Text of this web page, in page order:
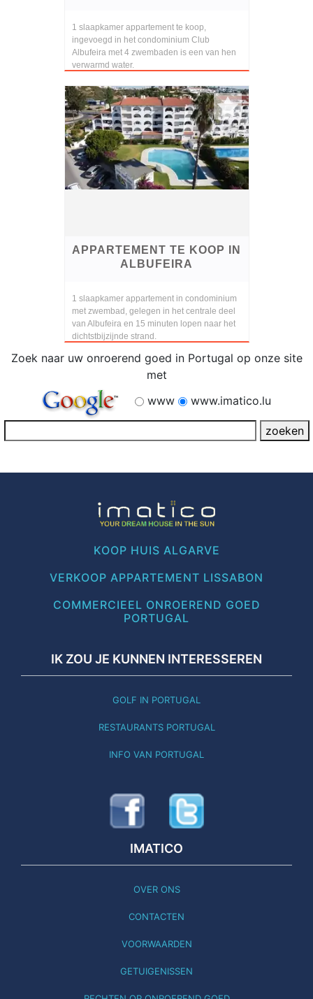
1 slaapkamer appartement te koop,
ingevoegd in het condominium Club
Albufeira met 4 zwembaden is een van hen
verwarmd water.
APPARTEMENT TE KOOP IN
ALBUFEIRA
1 slaapkamer appartement in condominium
met zwembad, gelegen in het centrale deel
van Albufeira en 15 minuten lopen naar het
dichtstbijzijnde strand.
Zoek naar uw onroerend goed in Portugal op onze site
met
www
www.imatico.lu
KOOP HUIS ALGARVE
VERKOOP APPARTEMENT LISSABON
COMMERCIEEL ONROEREND GOED
PORTUGAL
IK ZOU JE KUNNEN INTERESSEREN
GOLF IN PORTUGAL
RESTAURANTS PORTUGAL
INFO VAN PORTUGAL
IMATICO
OVER ONS
CONTACTEN
VOORWAARDEN
GETUIGENISSEN